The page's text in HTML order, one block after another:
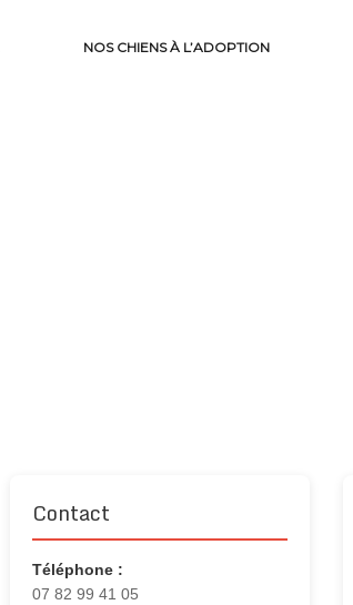
NOS CHIENS À L’ADOPTION
Contact
Téléphone :
07 82 99 41 05